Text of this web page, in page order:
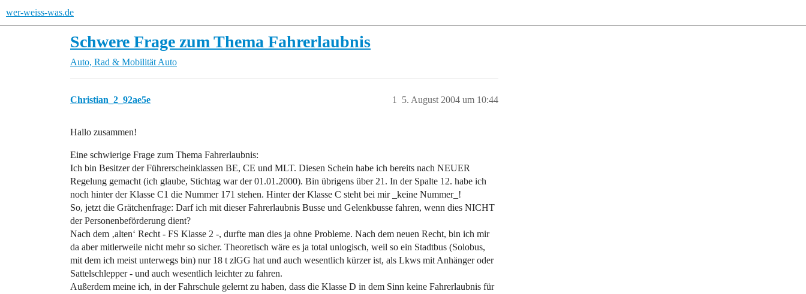
wer-weiss-was.de
Schwere Frage zum Thema Fahrerlaubnis
Auto, Rad & Mobilität Auto
Christian_2_92ae5e 5. August 2004 um 10:44
1
Hallo zusammen!
Eine schwierige Frage zum Thema Fahrerlaubnis:
Ich bin Besitzer der Führerscheinklassen BE, CE und MLT. Diesen Schein habe ich bereits nach NEUER
Regelung gemacht (ich glaube, Stichtag war der 01.01.2000). Bin übrigens über 21. In der Spalte 12. habe ich
noch hinter der Klasse C1 die Nummer 171 stehen. Hinter der Klasse C steht bei mir _keine Nummer_!
So, jetzt die Grätchenfrage: Darf ich mit dieser Fahrerlaubnis Busse und Gelenkbusse fahren, wenn dies NICHT
der Personenbeförderung dient?
Nach dem ‚alten‘ Recht - FS Klasse 2 -, durfte man dies ja ohne Probleme. Nach dem neuen Recht, bin ich mir
da aber mitlerweile nicht mehr so sicher. Theoretisch wäre es ja total unlogisch, weil so ein Stadtbus (Solobus,
mit dem ich meist unterwegs bin) nur 18 t zlGG hat und auch wesentlich kürzer ist, als Lkws mit Anhänger oder
Sattelschlepper - und auch wesentlich leichter zu fahren.
Außerdem meine ich, in der Fahrschule gelernt zu haben, dass die Klasse D in dem Sinn keine Fahrerlaubnis für